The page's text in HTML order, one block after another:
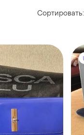
Сортировать: